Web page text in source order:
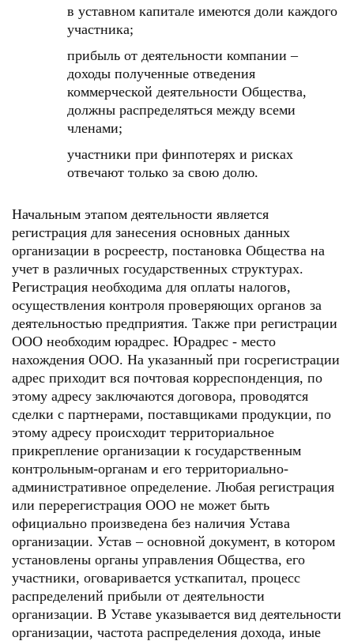
в уставном капитале имеются доли каждого
участника;
прибыль от деятельности компании –
доходы полученные отведения
коммерческой деятельности Общества,
должны распределяться между всеми
членами;
участники при финпотерях и рисках
отвечают только за свою долю.
Начальным этапом деятельности является
регистрация для занесения основных данных
организации в росреестр, постановка Общества на
учет в различных государственных структурах.
Регистрация необходима для оплаты налогов,
осуществления контроля проверяющих органов за
деятельностью предприятия. Также при регистрации
ООО необходим юрадрес. Юрадрес - место
нахождения ООО. На указанный при госрегистрации
адрес приходит вся почтовая корреспонденция, по
этому адресу заключаются договора, проводятся
сделки с партнерами, поставщиками продукции, по
этому адресу происходит территориальное
прикрепление организации к государственным
контрольным-органам и его территориально-
административное определение. Любая регистрация
или перерегистрация ООО не может быть
официально произведена без наличия Устава
организации. Устав – основной документ, в котором
установлены органы управления Общества, его
участники, оговаривается усткапитал, процесс
распределений прибыли от деятельности
организации. В Уставе указывается вид деятельности
организации, частота распределения дохода, иные